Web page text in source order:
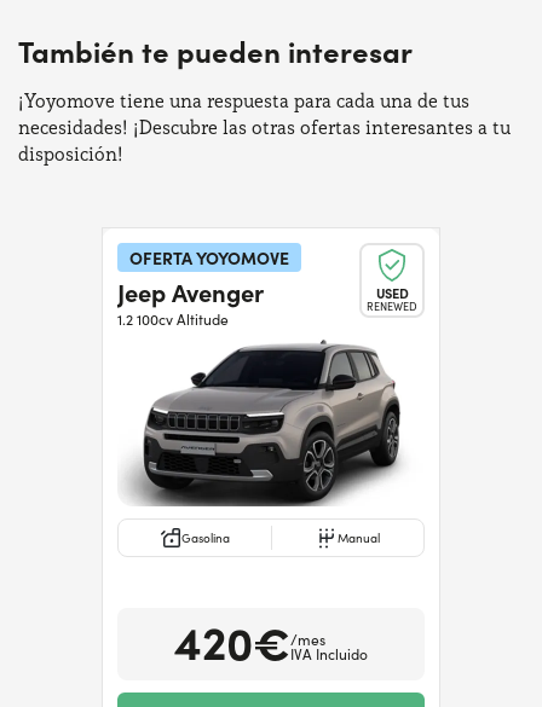
También te pueden interesar
¡Yoyomove tiene una respuesta para cada una de tus
necesidades! ¡Descubre las otras ofertas interesantes a tu
disposición!
OFERTA YOYOMOVE
USED
RENEWED
Jeep Avenger
1.2 100cv Altitude
Gasolina Manual
420€/mes
IVA Incluido